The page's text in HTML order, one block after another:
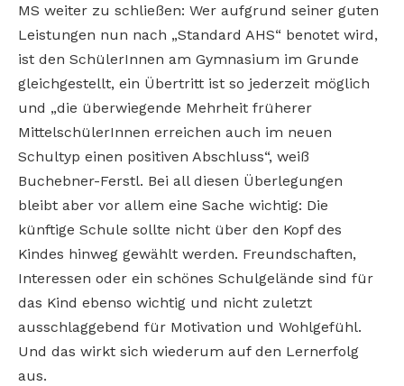
MS weiter zu schließen: Wer aufgrund seiner guten
Leistungen nun nach „Standard AHS“ benotet wird,
ist den SchülerInnen am Gymnasium im Grunde
gleichgestellt, ein Übertritt ist so jederzeit möglich
und „die überwiegende Mehrheit früherer
MittelschülerInnen erreichen auch im neuen
Schultyp einen positiven Abschluss“, weiß
Buchebner-Ferstl. Bei all diesen Überlegungen
bleibt aber vor allem eine Sache wichtig: Die
künftige Schule sollte nicht über den Kopf des
Kindes hinweg gewählt werden. Freundschaften,
Interessen oder ein schönes Schulgelände sind für
das Kind ebenso wichtig und nicht zuletzt
ausschlaggebend für Motivation und Wohlgefühl.
Und das wirkt sich wiederum auf den Lernerfolg
aus.